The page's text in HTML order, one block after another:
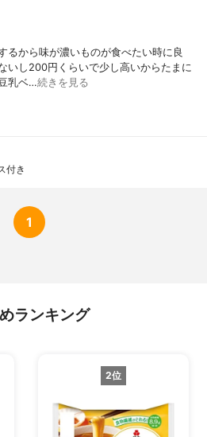
るから味が濃いものが食べたい時に良
いし200円くらいで少し高いからたまに
乳ベ…続きを見る
付き
1
ランキング
2位